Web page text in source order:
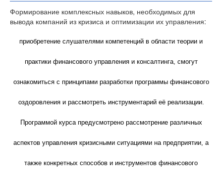
Формирование комплексных навыков, необходимых для
вывода компаний из кризиса и оптимизации их управления:
приобретение слушателями компетенций в области теории и
практики финансового управления и консалтинга, смогут
ознакомиться с принципами разработки программы финансового
оздоровления и рассмотреть инструментарий её реализации.
Программой курса предусмотрено рассмотрение различных
аспектов управления кризисными ситуациями на предприятии, а
также конкретных способов и инструментов финансового